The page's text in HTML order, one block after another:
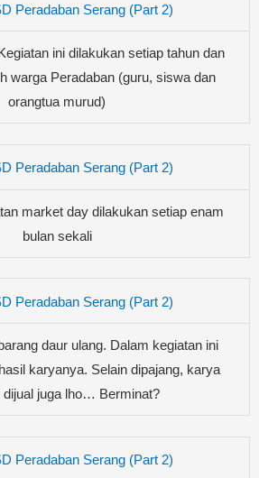
ini dilakukan setiap tahun dan
warga Peradaban (guru, siswa dan
orangtua murud)
market day dilakukan setiap enam
bulan sekali
daur ulang. Dalam kegiatan ini
karyanya. Selain dipajang, karya
dijual juga lho… Berminat?